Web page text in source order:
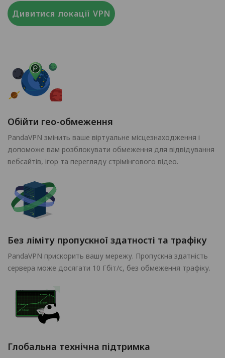
Дивитися локації VPN
Обійти гео-обмеження
PandaVPN змінить ваше віртуальне місцезнаходження і
допоможе вам розблокувати обмеження для відвідування
вебсайтів, ігор та перегляду стрімінгового відео.
Без ліміту пропускної здатності та трафіку
PandaVPN прискорить вашу мережу. Пропускна здатність
сервера може досягати 10 Гбіт/с, без обмеження трафіку.
Глобальна технічна підтримка